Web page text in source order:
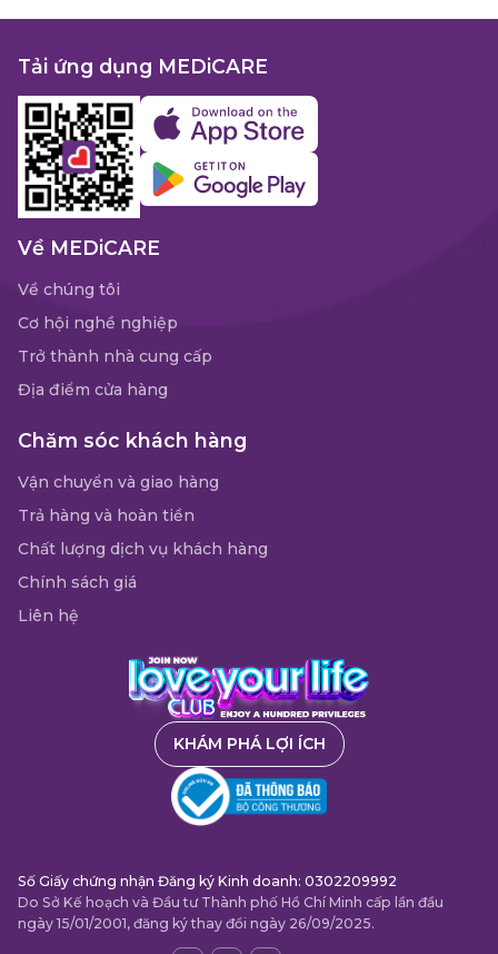
Tải ứng dụng MEDiCARE
Về MEDiCARE
Về chúng tôi
Cơ hội nghề nghiệp
Trở thành nhà cung cấp
Địa điểm cửa hàng
Chăm sóc khách hàng
Vận chuyển và giao hàng
Trả hàng và hoàn tiền
Chất lượng dịch vụ khách hàng
Chính sách giá
Liên hệ
KHÁM PHÁ LỢI ÍCH
Số Giấy chứng nhận Đăng ký Kinh doanh: 0302209992
Do Sở Kế hoạch và Đầu tư Thành phố Hồ Chí Minh cấp lần đầu
ngày 15/01/2001, đăng ký thay đổi ngày 26/09/2025.